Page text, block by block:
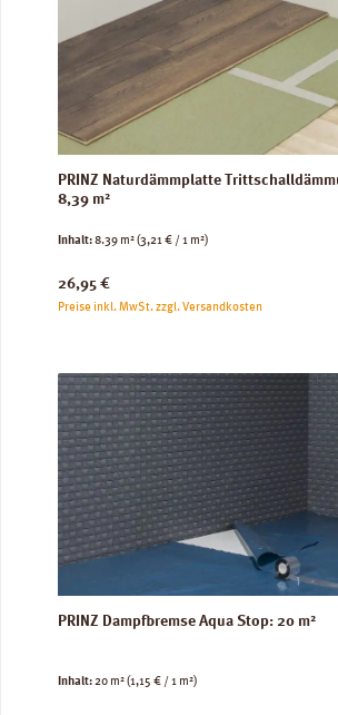
PRINZ Naturdämmplatte
8,39 m²
Inhalt:8.39 m²(3,21 € / 1 m²)
Regulärer Preis:
26,95 €
Preise inkl. MwSt. zzgl. Versandkosten
PRINZ Dampfbremse Aqua Stop: 20 m²
Inhalt:20 m²(1,15 € / 1 m²)